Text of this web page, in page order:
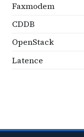
Faxmodem
CDDB
OpenStack
Latence